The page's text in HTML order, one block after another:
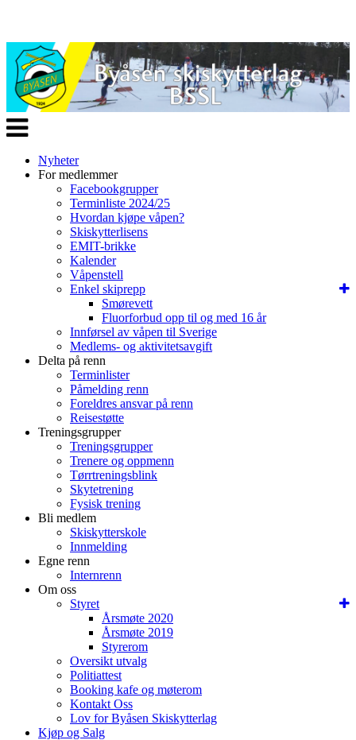
Veksle
navigasjon
Nyheter
For medlemmer
Facebookgrupper
Terminliste 2024/25
Hvordan kjøpe våpen?
Skiskytterlisens
EMIT-brikke
Kalender
Våpenstell
Enkel skiprepp
Smørevett
Fluorforbud opp til og med 16 år
Innførsel av våpen til Sverige
Medlems- og aktivitetsavgift
Delta på renn
Terminlister
Påmelding renn
Foreldres ansvar på renn
Reisestøtte
Treningsgrupper
Treningsgrupper
Trenere og oppmenn
Tørrtreningsblink
Skytetrening
Fysisk trening
Bli medlem
Skiskytterskole
Innmelding
Egne renn
Internrenn
Om oss
Styret
Årsmøte 2020
Årsmøte 2019
Styrerom
Oversikt utvalg
Politiattest
Booking kafe og møterom
Kontakt Oss
Lov for Byåsen Skiskytterlag
Kjøp og Salg